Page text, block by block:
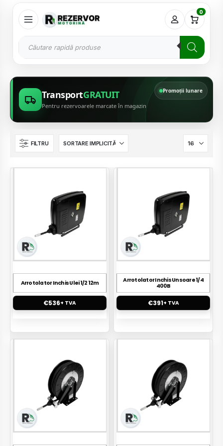
0
TransportGRATUIT
Pentru rezervoarele marcate în magazin
Promoții lunare
FILTRU
Arrotolator Inchis Ulei 1/2 12m
€536+ TVA
Arrotolator Inchis Unsoare 1/4
400B
€391+ TVA